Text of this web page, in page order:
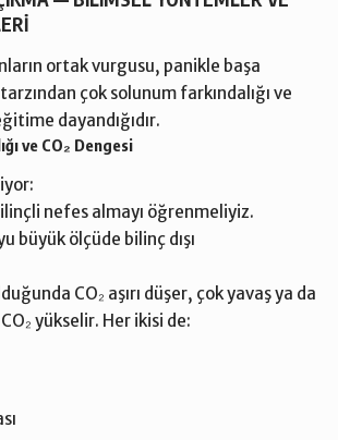
ortak vurgusu, panikle başa
çok solunum farkındalığı ve
dayandığıdır.
ve CO₂ Dengesi
nefes almayı öğrenmeliyiz.
büyük ölçüde bilinç dışı
CO₂ aşırı düşer, çok yavaş ya da
yükselir. Her ikisi de: